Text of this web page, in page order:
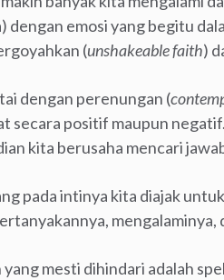
emosi yang begitu
(unshakeable faith)
dengan perenungan (
secara positif maupun
kita berusaha mencari
pada intinya kita diajak
mengalaminya,
mesti dihindari adalah